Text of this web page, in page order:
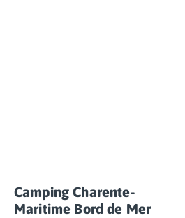
Camping Charente-
Maritime Bord de Mer